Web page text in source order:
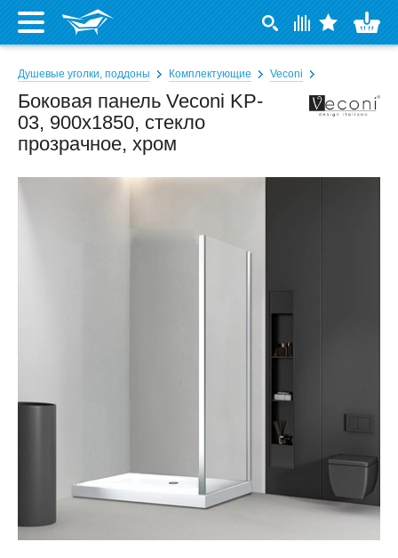
Душевые уголки, поддоны Комплектующие Veconi
Боковая панель Veconi KP-
03, 900x1850, стекло
прозрачное, хром